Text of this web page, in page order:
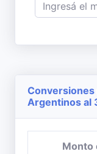
Conversiones
Argentinos al
Monto